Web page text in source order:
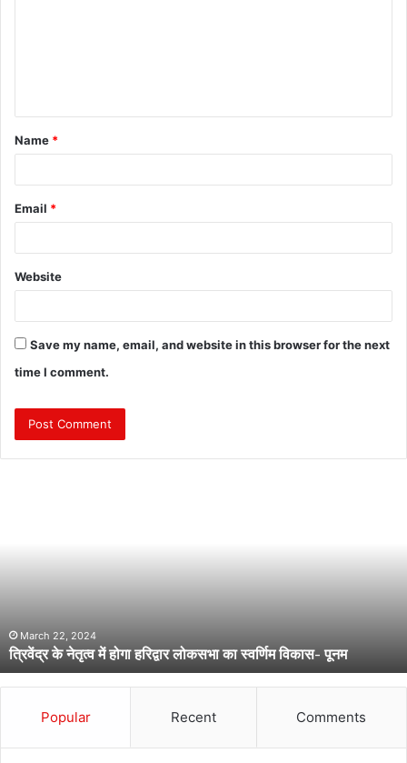
t
*
Name *
Email *
Website
Save my name, email, and website in this browser for the next
time I comment.
गा
ह
रि
लो
March 22, 2024
त्रिवेंद्र के नेतृत्व में होगा हरिद्वार लोकसभा का स्वर्णिम विकास- पूनम
Popular Recent Comments